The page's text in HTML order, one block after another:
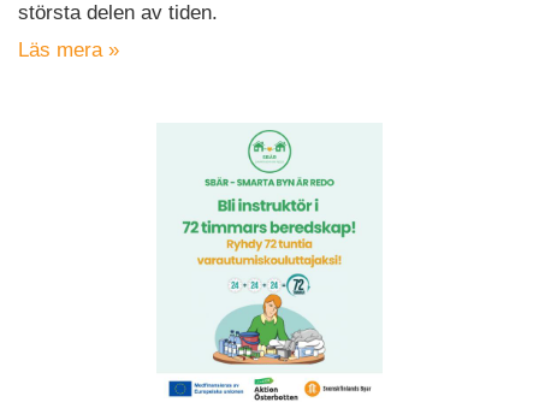
största delen av tiden.
Läs mera »